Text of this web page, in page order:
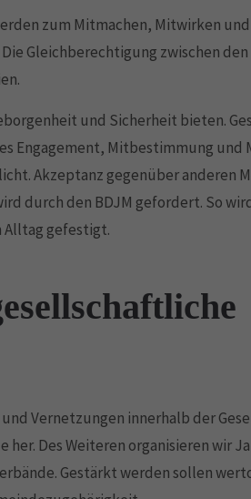
zum Mitmachen, Mitwirken und
Gleichberechtigung zwischen
und Sicherheit bieten.
Engagement, Mitbestimmung
Akzeptanz gegenüber anderen
durch den BDJM gefordert. So
Alltag gefestigt.
Vernetzungen innerhalb der
her. Des Weiteren organisieren wir
Gestärkt werden sollen